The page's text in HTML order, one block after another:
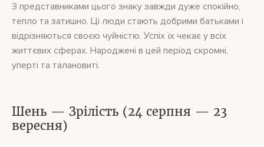
З представниками цього знаку завжди дуже спокійно,
тепло та затишно. Ці люди стають добрими батьками і
відрізняються своєю чуйністю. Успіх їх чекає у всіх
життєвих сферах. Народжені в цей період скромні,
уперті та талановиті.
Шень — Зрілість (24 серпня — 23
вересня)